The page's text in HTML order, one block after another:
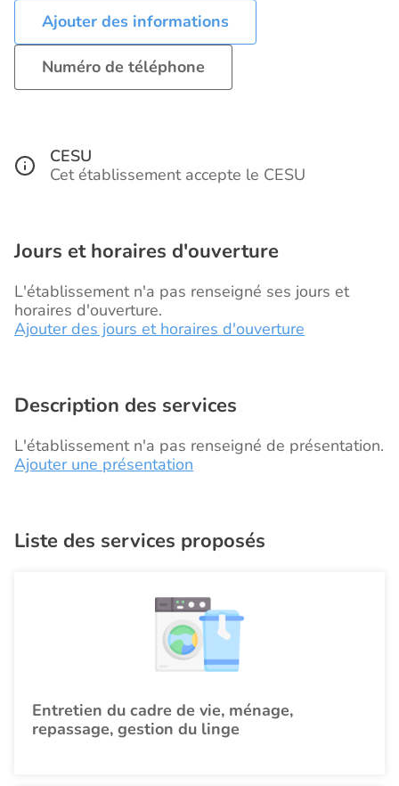
Ajouter des informations
Numéro de téléphone
CESU
Cet établissement accepte le CESU
Jours et horaires d'ouverture
L'établissement n'a pas renseigné ses jours et
horaires d'ouverture.
Ajouter des jours et horaires d'ouverture
Description des services
L'établissement n'a pas renseigné de présentation.
Ajouter une présentation
Liste des services proposés
Entretien du cadre de vie, ménage,
repassage, gestion du linge